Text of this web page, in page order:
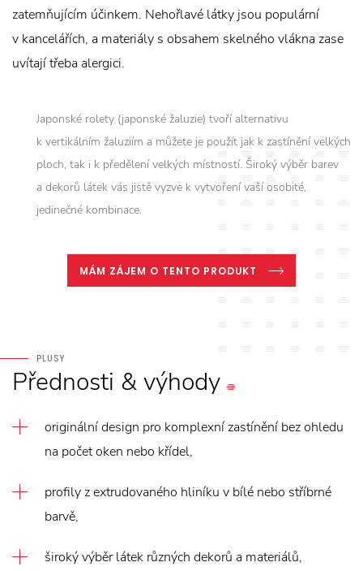
zatemňujícím účinkem. Nehořlavé látky jsou populární
v kancelářích, a materiály s obsahem skelného vlákna zase
uvítají třeba alergici.
Japonské rolety (japonské žaluzie) tvoří alternativu
k vertikálním žaluziím a můžete je použít jak k zastínění velkých
ploch, tak i k předělení velkých místností. Široký výběr barev
a dekorů látek vás jistě vyzve k vytvoření vaší osobité,
jedinečné kombinace.
MÁM ZÁJEM O TENTO PRODUKT
PLUSY
Přednosti &výhody
originální design pro komplexní zastínění bez ohledu
na počet oken nebo křídel,
profily z extrudovaného hliníku v bílé nebo stříbrné
barvě,
široký výběr látek různých dekorů a materiálů,